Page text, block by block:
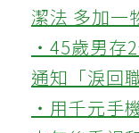
潔法 多加一
‧45歲男存
通知「淚回
‧用千元手